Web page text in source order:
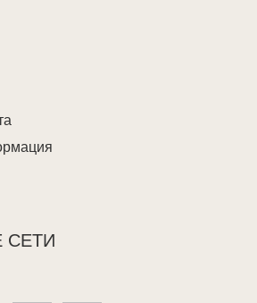
СЕТИ